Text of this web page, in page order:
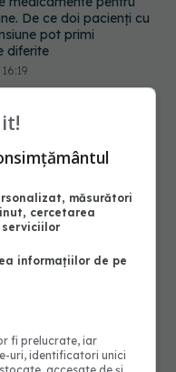
anunț despre spitale în
energetice
relația dintre
care trebuie să le faci
ani ca să întârzii
a luat măsura
măsurători
cercetarea
informațiilor de pe
fi prelucrate, iar
uri, identificatori unici